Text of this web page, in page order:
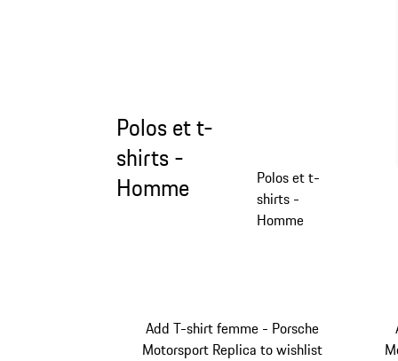
Polos et t-
shirts -
Homme
Polos et t-
shirts -
Homme
Add T-shirt femme - Porsche
Motorsport Replica to wishlist